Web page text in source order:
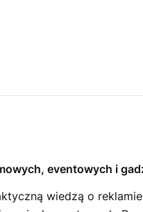
eventowych i
wiedzą o